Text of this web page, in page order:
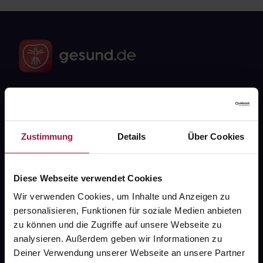
Zustimmung Details Über Cookies
Diese Webseite verwendet Cookies
Wir verwenden Cookies, um Inhalte und Anzeigen zu
personalisieren, Funktionen für soziale Medien anbieten
zu können und die Zugriffe auf unsere Webseite zu
analysieren. Außerdem geben wir Informationen zu
Deiner Verwendung unserer Webseite an unsere Partner
Kontakt
Widerrufsformular
gesund.de